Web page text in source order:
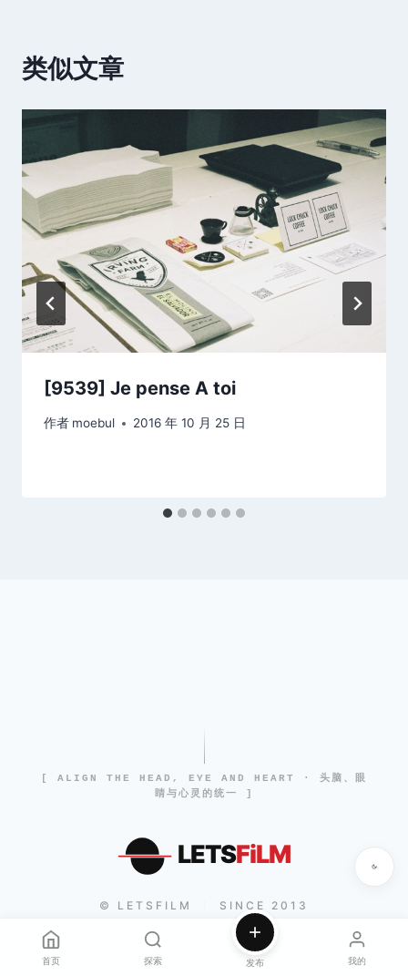
类似文章
[9539] Je pense A toi
作者 moebul 2016 年 10 月 25 日
[ ALIGN THE HEAD, EYE AND HEART · 头脑、眼
睛与心灵的统一 ]
LETSFiLM
© LETSFILM SINCE 2013
首页 探索 发布 我的